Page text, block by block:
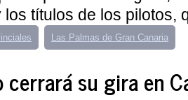
títulos de los pilotos,
Las Palmas de Gran Canaria
su gira en